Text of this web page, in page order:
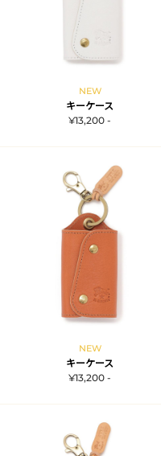
NEW
キーケース
¥13,200 -
NEW
キーケース
¥13,200 -